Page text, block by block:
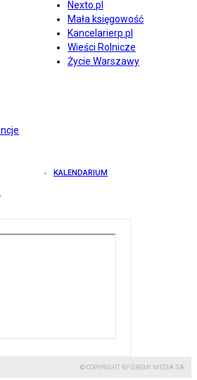
Nexto.pl
Mała księgowość
Kancelarierp.pl
Wieści Rolnicze
Życie Warszawy
KALENDARIUM
© COPYRIGHT BY GREMI MEDIA SA